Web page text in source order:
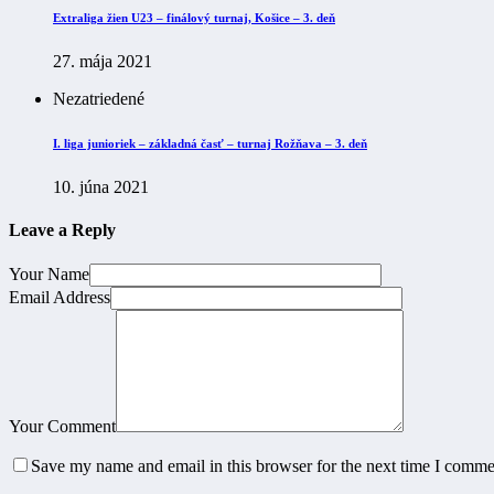
Extraliga žien U23 – finálový turnaj, Košice – 3. deň
27. mája 2021
Nezatriedené
I. liga junioriek – základná časť – turnaj Rožňava – 3. deň
10. júna 2021
Leave a Reply
Your Name
Email Address
Your Comment
Save my name and email in this browser for the next time I